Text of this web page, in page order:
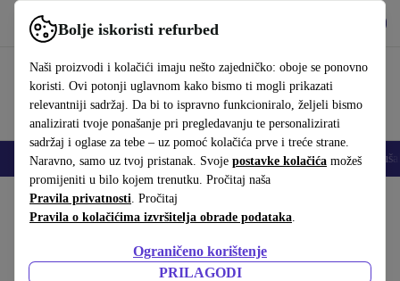
Bolje iskoristi refurbed
Naši proizvodi i kolačići imaju nešto zajedničko: oboje se ponovno
koristi. Ovi potonji uglavnom kako bismo ti mogli prikazati
relevantniji sadržaj. Da bi to ispravno funkcioniralo, željeli bismo
analizirati tvoje ponašanje pri pregledavanju te personalizirati
sadržaj i oglase za tebe – uz pomoć kolačića prve i treće strane.
Naravno, samo uz tvoj pristanak. Svoje postavke kolačića možeš
promijeniti u bilo kojem trenutku. Pročitaj naša
Pravila privatnosti. Pročitaj
Pravila o kolačićima izvršitelja obrade podataka.
Ograničeno korištenje
PRILAGODI
Koristi refurbed brzo i jednostavno
Mobiteli Prijenosna računala Tableti Pametni satovi Dodaci
Početna stranica Proizvodi Kućanstvo
Madison kauč na razvlačenje Danny
Cream